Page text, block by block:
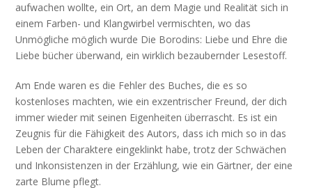
aufwachen wollte, ein Ort, an dem Magie und Realität sich in
einem Farben- und Klangwirbel vermischten, wo das
Unmögliche möglich wurde Die Borodins: Liebe und Ehre die
Liebe bücher überwand, ein wirklich bezaubernder Lesestoff.
Am Ende waren es die Fehler des Buches, die es so
kostenloses machten, wie ein exzentrischer Freund, der dich
immer wieder mit seinen Eigenheiten überrascht. Es ist ein
Zeugnis für die Fähigkeit des Autors, dass ich mich so in das
Leben der Charaktere eingeklinkt habe, trotz der Schwächen
und Inkonsistenzen in der Erzählung, wie ein Gärtner, der eine
zarte Blume pflegt.